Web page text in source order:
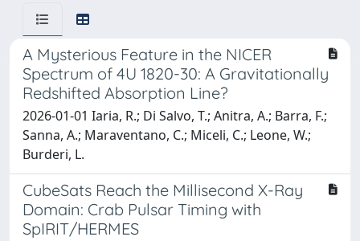
A Mysterious Feature in the NICER
Spectrum of 4U 1820-30: A Gravitationally
Redshifted Absorption Line?
2026-01-01 Iaria, R.; Di Salvo, T.; Anitra, A.; Barra, F.;
Sanna, A.; Maraventano, C.; Miceli, C.; Leone, W.;
Burderi, L.
CubeSats Reach the Millisecond X-Ray
Domain: Crab Pulsar Timing with
SpIRIT/HERMES